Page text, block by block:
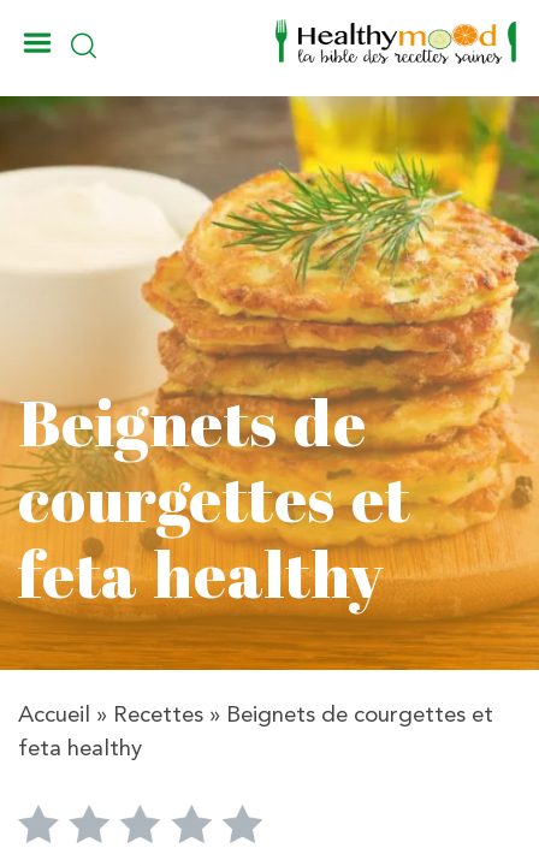
Beignets de
courgettes et
feta healthy
Accueil » Recettes » Beignets de courgettes et
feta healthy